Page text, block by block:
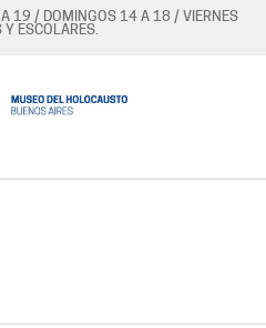
A 19 / DOMINGOS 14 A 18 / VIERNES
Y ESCOLARES.